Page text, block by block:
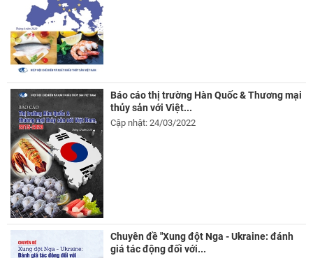
Báo cáo thị trường Hàn Quốc & Thương mại
thủy sản với Việt...
Cập nhật: 24/03/2022
Chuyên đề "Xung đột Nga - Ukraine: đánh
giá tác động đối với...